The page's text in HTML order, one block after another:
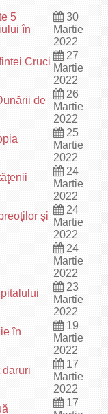
5
în
30
Martie
2022
Cruci
27
Martie
2022
de
26
Martie
2022
25
Martie
2022
24
Martie
2022
şi
24
Martie
2022
24
Martie
2022
23
Martie
2022
în
19
Martie
2022
daruri
17
Martie
2022
17